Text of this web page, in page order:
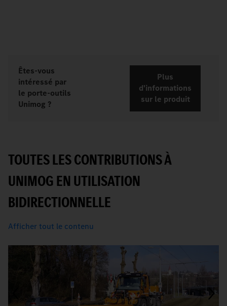
Êtes-vous
intéressé par
le porte-outils
Unimog ?
Plus
d'informations
sur le produit
TOUTES LES CONTRIBUTIONS À
UNIMOG EN UTILISATION
BIDIRECTIONNELLE
Afficher tout le contenu